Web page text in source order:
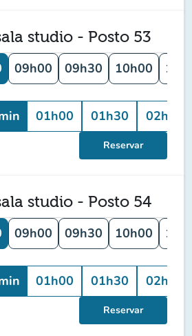
studio - Posto 53
09h00 09h30 10h00
01h00 01h30 02h00
Reservar
studio - Posto 54
09h00 09h30 10h00
01h00 01h30 02h00
Reservar